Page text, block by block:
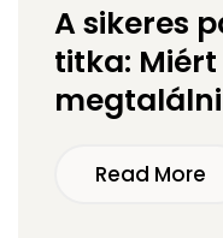
A sikeres
titka:
Read More